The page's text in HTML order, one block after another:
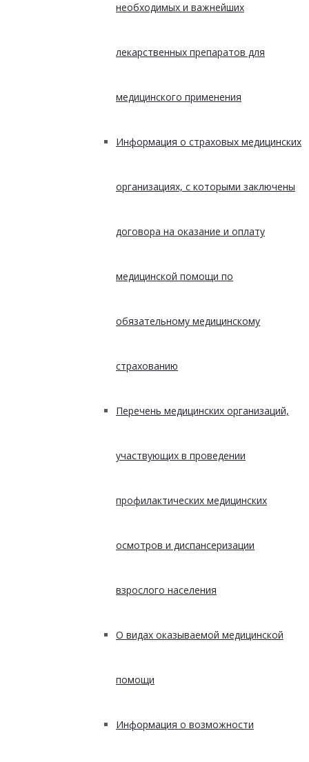
необходимых и важнейших
лекарственных препаратов для
медицинского применения
Информация о страховых медицинских
организациях, с которыми заключены
договора на оказание и оплату
медицинской помощи по
обязательному медицинскому
страхованию
Перечень медицинских организаций,
участвующих в проведении
профилактических медицинских
осмотров и диспансеризации
взрослого населения
О видах оказываемой медицинской
помощи
Информация о возможности